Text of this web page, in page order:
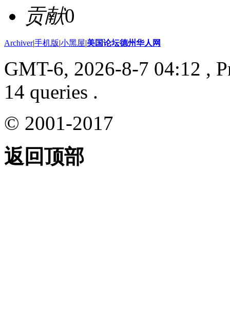
贡献0
Archiver|手机版|小黑屋|美国论坛德州华人网
GMT-6, 2026-8-7 04:12 ,
14 queries .
© 2001-2017
返回顶部